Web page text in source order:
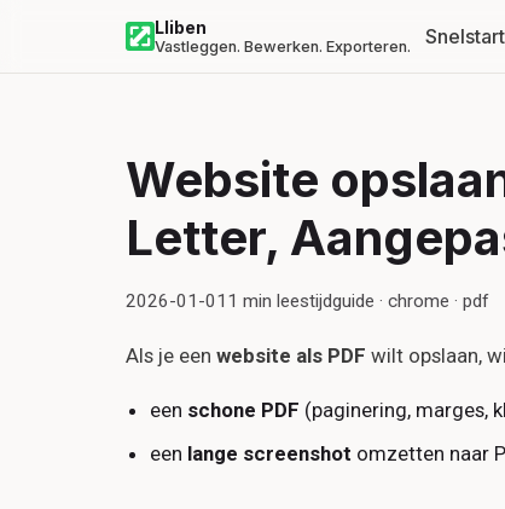
Lliben
Vastleggen. Bewerken. Exporteren. Snelstart
Website
Letter,
2026-01-01 1 min leestijdguide · chrome · pdf
Als je een website als PDF wilt opslaan,
een schone PDF (paginering, marges,
een lange screenshot omzetten naar